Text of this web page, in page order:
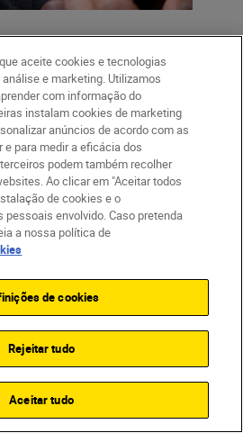
de imagem
sensor de imagem
do pó e das impressões
mudam as objetivas.
o equipamento está
aceite cookies e tecnologias
e marketing. Utilizamos
com informação do
instalam cookies de marketing
anúncios de acordo com as
para medir a eficácia dos
podem também recolher
Ao clicar em "Aceitar todos
de cookies e o
pessoais envolvido. Caso pretenda
a nossa política de
de cookies
Rejeitar tudo
Aceitar tudo